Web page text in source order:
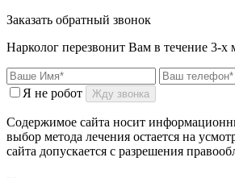
Заказать обратный звонок
Нарколог перезвонит Вам в течение 3-х
Я не робот Жду звонка
Содержимое сайта носит
выбор метода лечения остается на
сайта допускается с разрешения